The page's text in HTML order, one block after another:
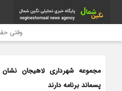
وقتی
مجموعه شهرداری لاهیجان
پسماند برنامه دارند